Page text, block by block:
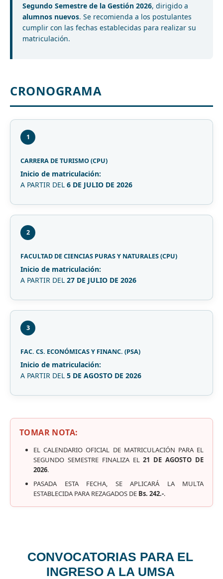
Segundo Semestre de la Gestión 2026, dirigido a
alumnos nuevos. Se recomienda a los postulantes
cumplir con las fechas establecidas para realizar su
matriculación.
CRONOGRAMA
1
CARRERA DE TURISMO (CPU)
Inicio de matriculación:
A PARTIR DEL 6 DE JULIO DE 2026
2
FACULTAD DE CIENCIAS PURAS Y NATURALES (CPU)
Inicio de matriculación:
A PARTIR DEL 27 DE JULIO DE 2026
3
FAC. CS. ECONÓMICAS Y FINANC. (PSA)
Inicio de matriculación:
A PARTIR DEL 5 DE AGOSTO DE 2026
TOMAR NOTA:
EL CALENDARIO OFICIAL DE MATRICULACIÓN PARA EL
SEGUNDO SEMESTRE FINALIZA EL21 DE AGOSTO DE
2026.
PASADA ESTA FECHA, SE APLICARÁ LA MULTA
ESTABLECIDA PARA REZAGADOS DE Bs. 242.-.
CONVOCATORIAS PARA EL
INGRESO A LA UMSA